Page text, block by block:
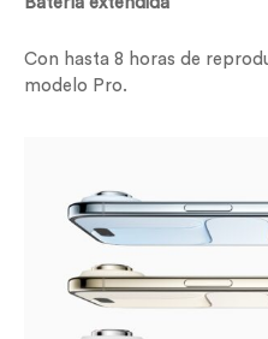
Con hasta 8 horas de
modelo Pro.